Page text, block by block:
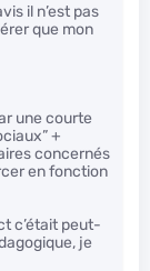
il n’est pas
que mon
une courte
+
concernés
en fonction
c’était peut-
je